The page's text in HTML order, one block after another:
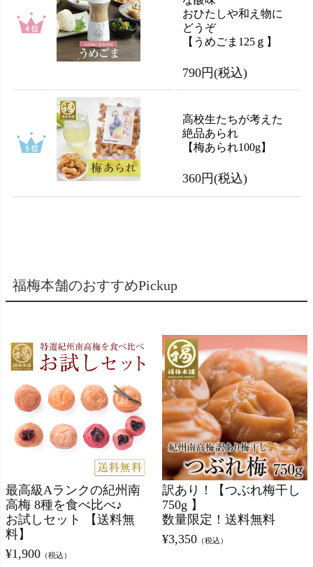
おひたしや和え物に
どうぞ
【うめごま125ｇ】
790円(税込)
高校生たちが考えた
絶品あられ
【梅あられ100g】
360円(税込)
福梅本舗のおすすめPickup
最高級Aランクの紀州南
高梅 8種を食べ比べ♪
お試しセット 【送料無
料】
¥1,900 （税込）
訳あり！【つぶれ梅干し
750g 】
数量限定！送料無料
¥3,350 （税込）